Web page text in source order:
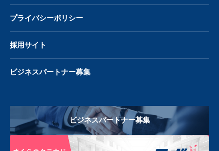
プライバシーポリシー
採用サイト
ビジネスパートナー募集
ビジネスパートナー募集